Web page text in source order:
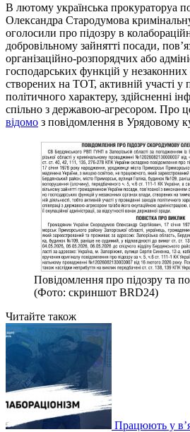
В лютому українська прокураторуа
Олександра Стародумова
оголосили про підозру в
добровільному зайнятті посади,
організаційно-розпорядчих або
господарських функцій у
створених на ТОТ, активній участі у
політичного характеру, здійсненні
спільно з державою-агресором. Про
відомо з повідомлення в Урядовому
Повідомлення про підозру та
(Фото: скриншот BRD24)
Читайте також
Працюють у